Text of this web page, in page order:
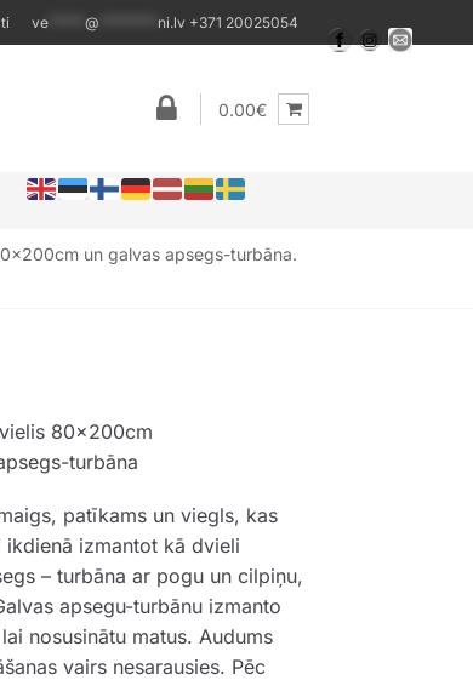
ve *****@ ni.lv +371 20025054
0.00€
un galvas apsegs-turbāna.
80x200cm
turbāna
patīkams un viegls, kas
izmantot kā dvieli
– turbāna ar pogu un cilpiņu,
apsegu-turbānu izmanto
nosusinātu matus. Audums
vairs nesarausies. Pēc